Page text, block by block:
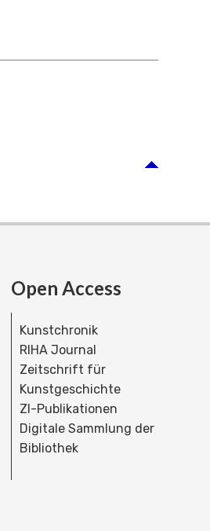
Open Access
Kunstchronik
RIHA Journal
Zeitschrift für
Kunstgeschichte
ZI-Publikationen
Digitale Sammlung der
Bibliothek